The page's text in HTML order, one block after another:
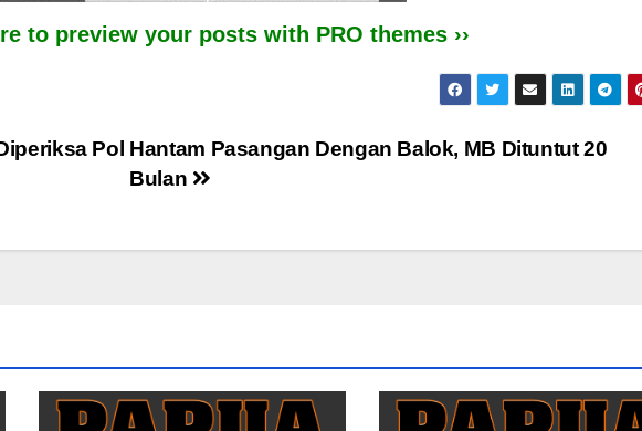
to preview your posts with PRO themes ››
Hantam Pasangan Dengan Balok, MB Dituntut 20
Bulan
Pol